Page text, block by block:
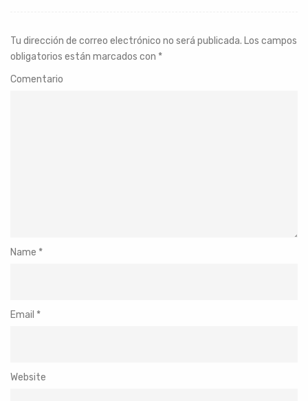
Tu dirección de correo electrónico no será publicada. Los campos
obligatorios están marcados con *
Comentario
Name *
Email *
Website